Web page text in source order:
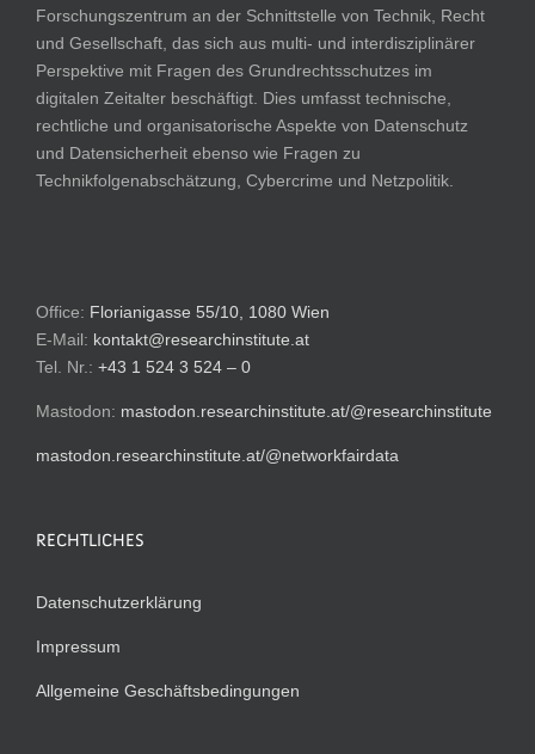
Forschungszentrum an der Schnittstelle von Technik, Recht
und Gesellschaft, das sich aus multi- und interdisziplinärer
Perspektive mit Fragen des Grundrechtsschutzes im
digitalen Zeitalter beschäftigt. Dies umfasst technische,
rechtliche und organisatorische Aspekte von Datenschutz
und Datensicherheit ebenso wie Fragen zu
Technikfolgenabschätzung, Cybercrime und Netzpolitik.
Office: Florianigasse 55/10, 1080 Wien
E-Mail: kontakt@researchinstitute.at
Tel. Nr.: +43 1 524 3 524 – 0
Mastodon: mastodon.researchinstitute.at/@researchinstitute
mastodon.researchinstitute.at/@networkfairdata
RECHTLICHES
Datenschutzerklärung
Impressum
Allgemeine Geschäftsbedingungen